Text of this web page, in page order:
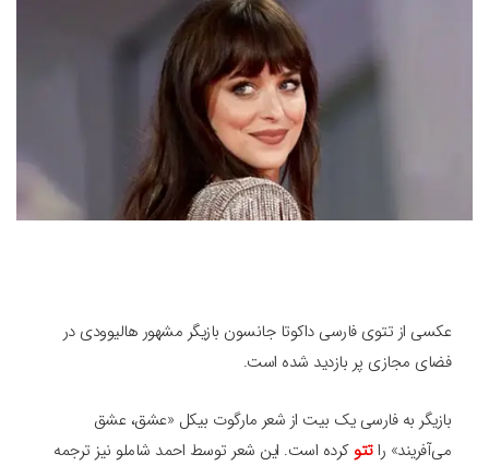
عکسی از تتوی فارسی داکوتا جانسون بازیگر مشهور هالیوودی در
فضای مجازی پر بازدید شده است.
بازیگر به فارسی یک بیت از شعر مارگوت بیکل «عشق، عشق
می‌آفریند» راتتو کرده است. این شعر توسط احمد شاملو نیز ترجمه